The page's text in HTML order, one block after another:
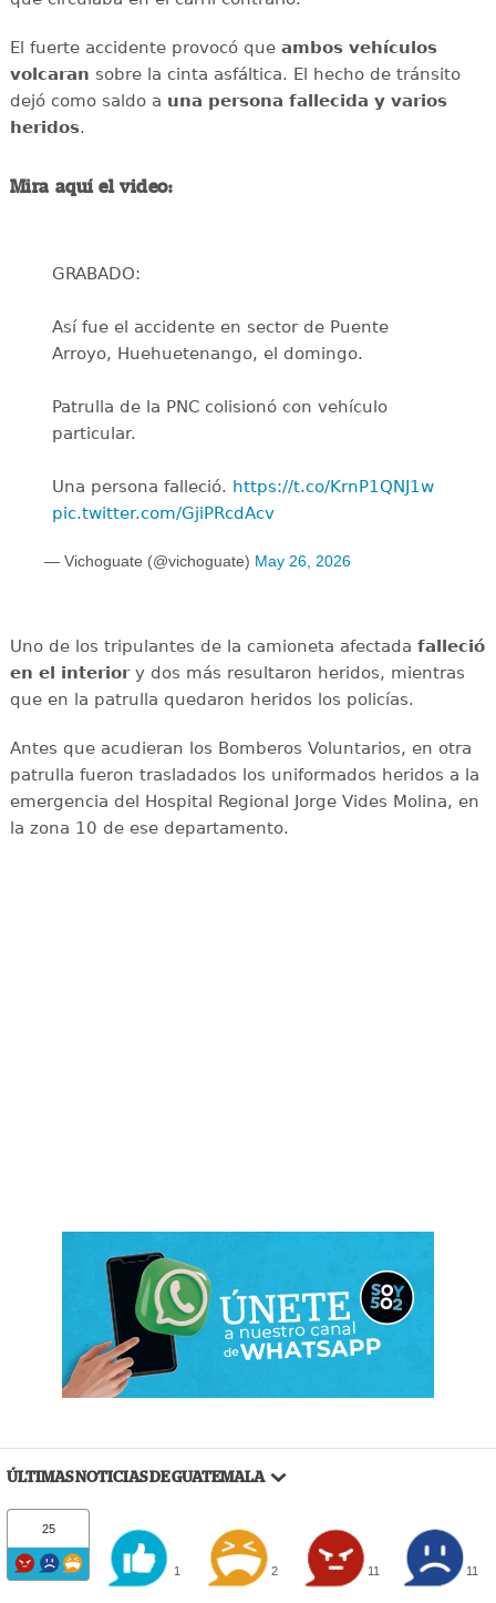
El fuerte accidente provocó que ambos vehículos
volcaran sobre la cinta asfáltica. El hecho de tránsito
dejó como saldo a una persona fallecida y varios
heridos.
Mira aquí el video:
GRABADO:
Así fue el accidente en sector de Puente
Arroyo, Huehuetenango, el domingo.
Patrulla de la PNC colisionó con vehículo
particular.
Una persona falleció. https://t.co/KrnP1QNJ1w
pic.twitter.com/GjiPRcdAcv
— Vichoguate (@vichoguate) May 26, 2026
Uno de los tripulantes de la camioneta afectada falleció
en el interiory dos más resultaron heridos, mientras
que en la patrulla quedaron heridos los policías.
Antes que acudieran los Bomberos Voluntarios, en otra
patrulla fueron trasladados los uniformados heridos a la
emergencia del Hospital Regional Jorge Vides Molina, en
la zona 10 de ese departamento.
ÚLTIMAS NOTICIAS DE GUATEMALA
25
1 2 11 11